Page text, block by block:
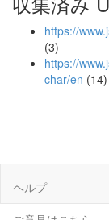
https://
(3)
https://
char/en (14)
ヘルプ